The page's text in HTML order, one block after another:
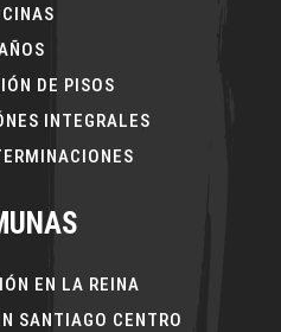
DE PISOS
INTEGRALES
EN LA REINA
SANTIAGO CENTRO